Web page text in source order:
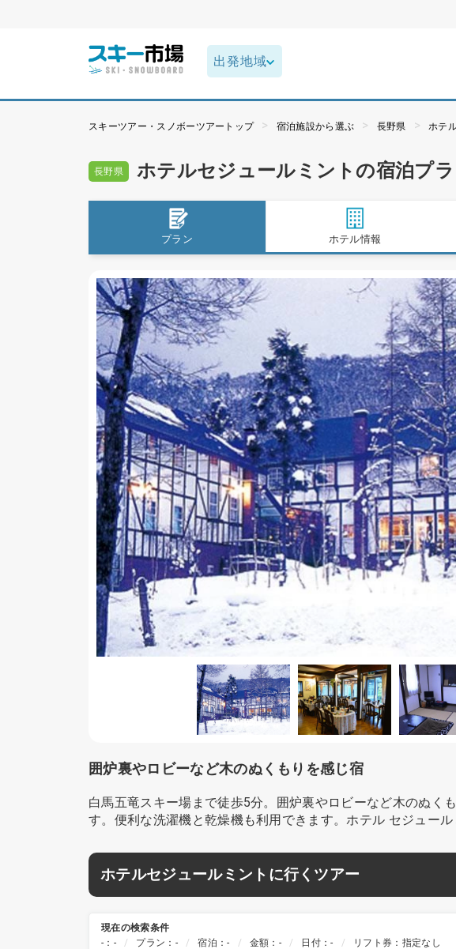
スキーツアー・スノボーツアートップ 宿泊施設から選ぶ 長野県 ホテ
長野県 ホテルセジュールミントの宿泊プ
プラン ホテル情報
囲炉裏やロビーなど木のぬくもりを感じ宿
白馬五竜スキー場まで徒歩5分。囲炉裏やロビーなど木のぬく
す。便利な洗濯機と乾燥機も利用できます。ホテル セジュー
ホテルセジュールミントに行くツアー
現在の検索条件
-：-
プラン：- 宿泊：- 金額：- 日付：- リフト券：指定なし